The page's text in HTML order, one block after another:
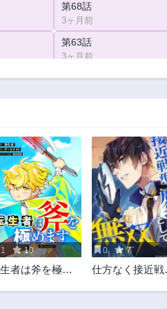
第68話
3ヶ月前
第63話
3ヶ月前
第58話
第48話
3ヶ月前
第43話
3ヶ月前
第38話
3ヶ月前
第33話
3ヶ月前
第28話
1 10
者は斧を極め
0 7
仕方なく接近戦